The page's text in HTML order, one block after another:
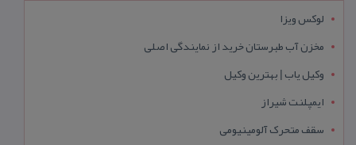
لوکس ویزا
مخزن آب طبرستان خرید از نمایندگی اصلی
وکیل یاب | بهترین وکیل
ایمپلنت شیراز
سقف متحرک آلومینیومی